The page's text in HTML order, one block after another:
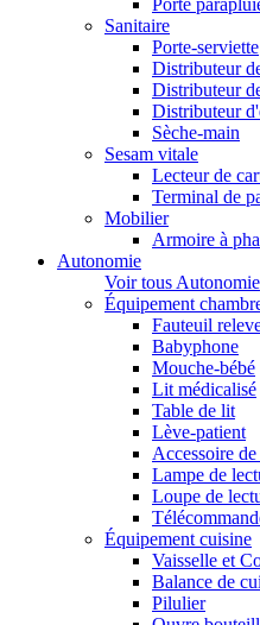
Porte
Sanitaire
Porte-serviette
Distributeur
Distributeur
Distributeur
Sèche-main
Sesam vitale
Lecteur de
Terminal de
Mobilier
Armoire à
Autonomie
Voir tous Autonomie
Équipement
Fauteuil
Babyphone
Mouche-bébé
Lit médicalisé
Table de lit
Lève-patient
Accessoire
Lampe de
Loupe de
Équipement cuisine
Vaisselle et
Balance de
Pilulier